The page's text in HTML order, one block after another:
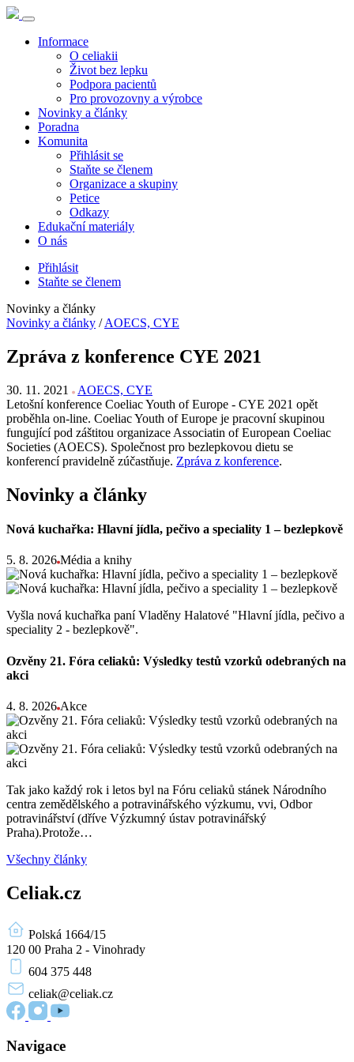
Informace
O celiakii
Život bez lepku
Podpora pacientů
Pro provozovny a výrobce
Novinky a články
Poradna
Komunita
Přihlásit se
Staňte se členem
Organizace a skupiny
Petice
Odkazy
Edukační materiály
O nás
Přihlásit
Staňte se členem
Novinky a články
Novinky a články / AOECS, CYE
Zpráva z konference CYE 2021
30. 11. 2021
AOECS, CYE
Letošní konference Coeliac Youth of Europe - CYE 2021 opět
proběhla on-line. Coeliac Youth of Europe je pracovní skupinou
fungující pod záštitou organizace Associatin of European Coeliac
Societies (AOECS). Společnost pro bezlepkovou dietu se
konferencí pravidelně zúčastňuje. Zpráva z konference.
Novinky a články
Nová kuchařka: Hlavní jídla, pečivo a speciality 1 – bezlepkově
5. 8. 2026 Média a knihy
Vyšla nová kuchařka paní Vladěny Halatové "Hlavní jídla, pečivo a
speciality 2 - bezlepkově".
Ozvěny 21. Fóra celiaků: Výsledky testů vzorků odebraných na
akci
4. 8. 2026 Akce
Tak jako každý rok i letos byl na Fóru celiaků stánek Národního
centra zemědělského a potravinářského výzkumu, vvi, Odbor
potravinářství (dříve Výzkumný ústav potravinářský
Praha).Protože…
Všechny články
Celiak.cz
Polská 1664/15
120 00 Praha 2 - Vinohrady
604 375 448
celiak@celiak.cz
Navigace